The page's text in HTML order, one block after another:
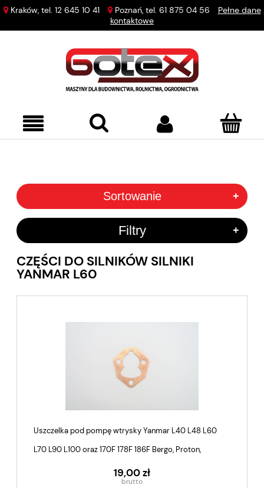
Kraków, tel. 12 645 10 41 Poznań, tel. 61 875 04 56
Pełne dane
kontaktowe
Sortowanie +
Filtry +
CZĘŚCI DO SILNIKÓW SILNIKI
YANMAR L60
Uszczelka pod pompę wtrysky Yanmar L40 L48 L60
L70 L90 L100 oraz 170F 178F 186F Bergo, Proton,
19,00 zł